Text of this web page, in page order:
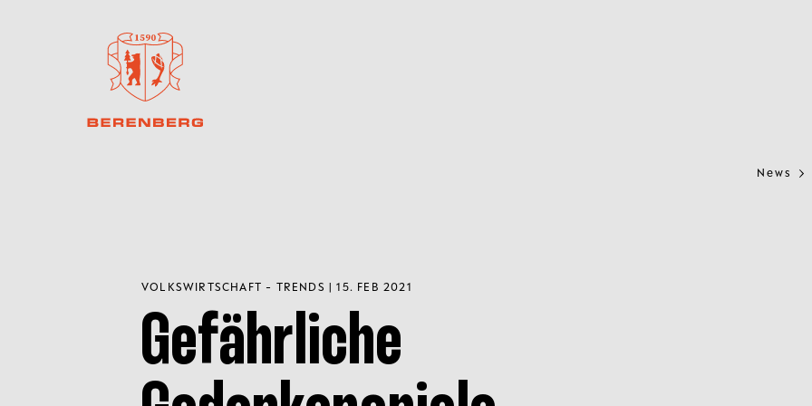
News
VOLKSWIRTSCHAFT - TRENDS | 15. FEB 2021
Gefährliche